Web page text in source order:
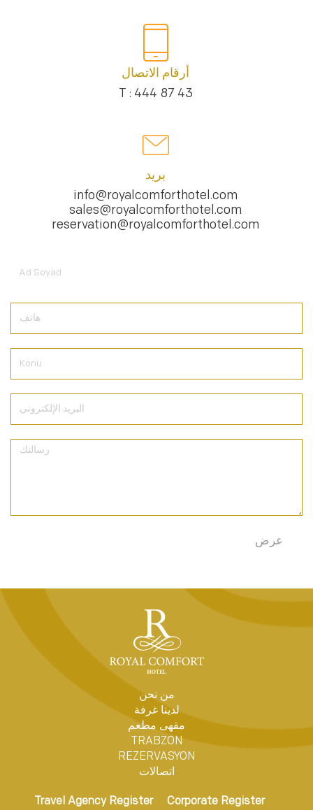
أرقام الاتصال
T : 444 87 43
بريد
info@royalcomforthotel.com
sales@royalcomforthotel.com
reservation@royalcomforthotel.com
من نحن
لدينا غرفة
مقهى مطعم
TRABZON
REZERVASYON
اتصالات
Travel Agency Register Corporate Register